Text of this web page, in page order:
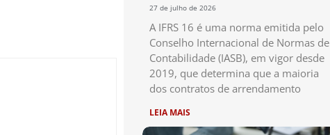
27 de julho de 2026
A IFRS 16 é uma norma emitida pelo
Conselho Internacional de Normas de
Contabilidade (IASB), em vigor desde
2019, que determina que a maioria
dos contratos de arrendamento
LEIA MAIS